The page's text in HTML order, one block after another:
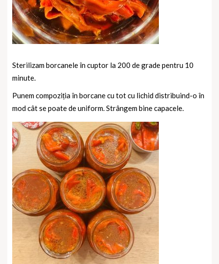
Sterilizam borcanele în cuptor la 200 de grade pentru 10
minute.
Punem compoziția în borcane cu tot cu lichid distribuind-o în
mod cât se poate de uniform. Strângem bine capacele.